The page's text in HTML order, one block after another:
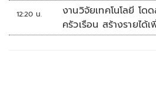
12:20 น.
งานวิจัยเทคโนโลยี โ
ครัวเรือน สร้างรายได้